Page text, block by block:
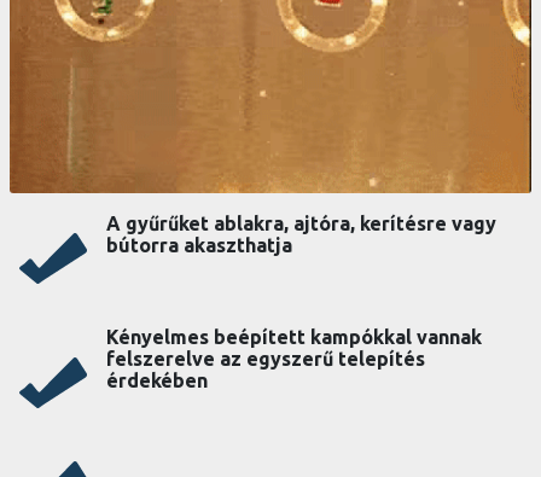
A gyűrűket ablakra, ajtóra, kerítésre vagy
bútorra akaszthatja
Kényelmes beépített kampókkal vannak
felszerelve az egyszerű telepítés
érdekében